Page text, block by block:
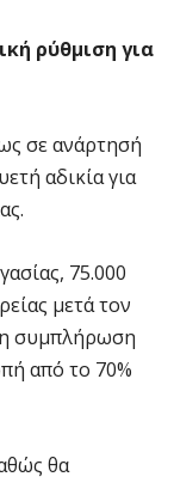
ρύθμιση για
σε ανάρτησή
αδικία για
75.000
μετά τον
συμπλήρωση
από το 70%
θα